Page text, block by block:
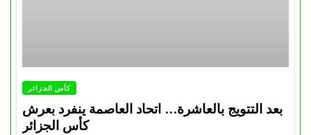
كأس الجزائر
بعد التتويج بالعاشرة… اتحاد العاصمة ينفرد بعرش
كأس الجزائر